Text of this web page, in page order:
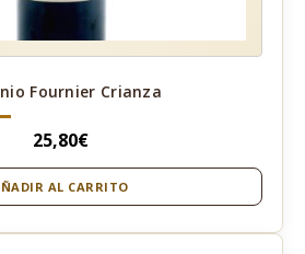
Fournier Crianza
25,80€
AL CARRITO